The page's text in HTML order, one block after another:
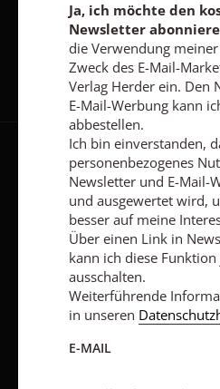
AGB und Widerrufsbelehrung
Vertrag widerrufen
Ja, ich möchte den
Newsletter
die Verwendung
Zweck des E-Mail-
Verlag Herder ein. Den
E-Mail-Werbung kann
abbestellen.
Ich bin einverstanden,
personenbezogenes
Newsletter und E-Mail-
und ausgewertet wird,
besser auf meine
Über einen Link in
kann ich diese
ausschalten.
Weiterführende
in unseren
E-MAIL